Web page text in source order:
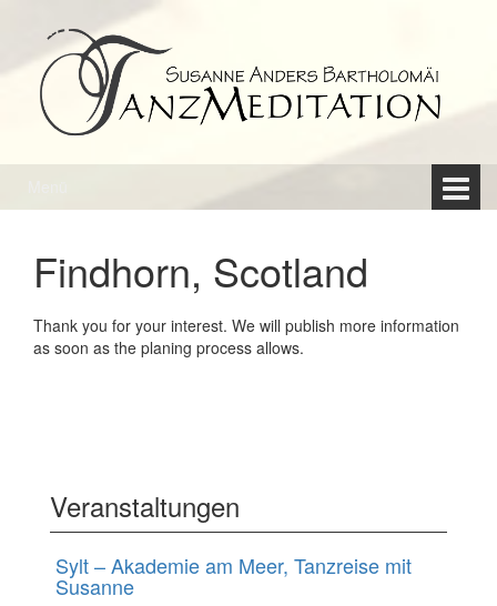
Hauptmenü
springen
Findhorn, Scotland
Thank you for your interest. We will publish more information
as soon as the planing process allows.
Veranstaltungen
Sylt – Akademie am Meer, Tanzreise mit
Susanne